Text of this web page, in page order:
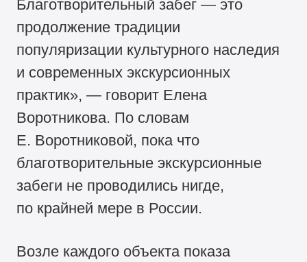
Благотворительный забег — это
продолжение традиции
популяризации культурного наследия
и современных экскурсионных
практик», — говорит Елена
Воротникова. По словам
Е. Воротниковой, пока что
благотворительные экскурсионные
забеги не проводились нигде,
по крайней мере в России.
Возле каждого объекта показа